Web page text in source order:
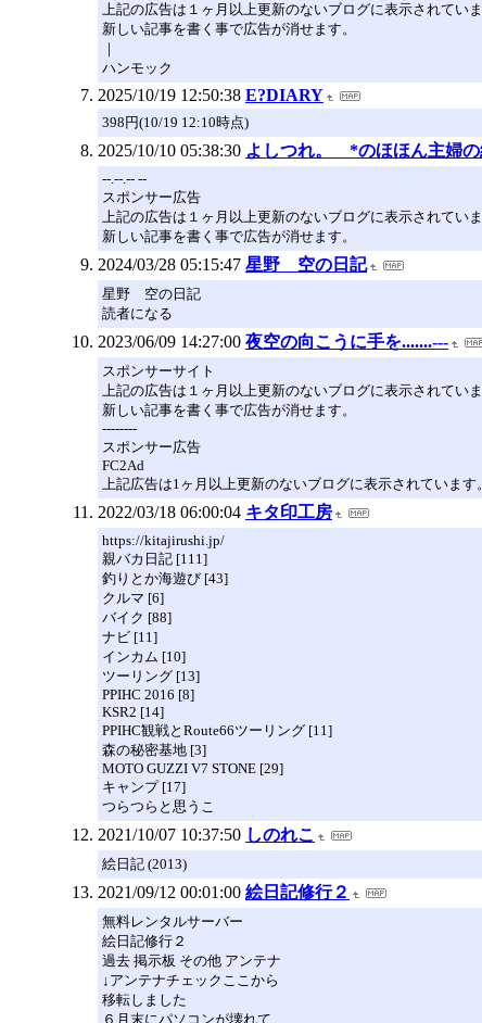
上記の広告は１ヶ月以上更新のないブログに表示されていま
新しい記事を書く事で広告が消せます。
｜
ハンモック
2025/10/19 12:50:38 E?DIARY
398円(10/19 12:10時点)
2025/10/10 05:38:30 よしつれ。 *のほほん主婦
--.--.-- --
スポンサー広告
上記の広告は１ヶ月以上更新のないブログに表示されていま
新しい記事を書く事で広告が消せます。
2024/03/28 05:15:47 星野 空の日記
星野 空の日記
読者になる
2023/06/09 14:27:00 夜空の向こうに手を.......---
スポンサーサイト
上記の広告は１ヶ月以上更新のないブログに表示されていま
新しい記事を書く事で広告が消せます。
--------
スポンサー広告
FC2Ad
上記広告は1ヶ月以上更新のないブログに表示されています
2022/03/18 06:00:04 キタ印工房
https://kitajirushi.jp/
親バカ日記 [111]
釣りとか海遊び [43]
クルマ [6]
バイク [88]
ナビ [11]
インカム [10]
ツーリング [13]
PPIHC 2016 [8]
KSR2 [14]
PPIHC観戦とRoute66ツーリング [11]
森の秘密基地 [3]
MOTO GUZZI V7 STONE [29]
キャンプ [17]
つらつらと思うこ
2021/10/07 10:37:50 しのれこ
絵日記 (2013)
2021/09/12 00:01:00 絵日記修行２
無料レンタルサーバー
絵日記修行２
過去 掲示板 その他 アンテナ
↓アンテナチェックここから
移転しました
６月末にパソコンが壊れて、